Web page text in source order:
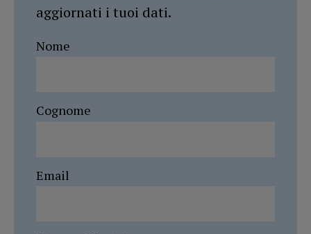
aggiornati i tuoi dati.
Nome
Cognome
Email